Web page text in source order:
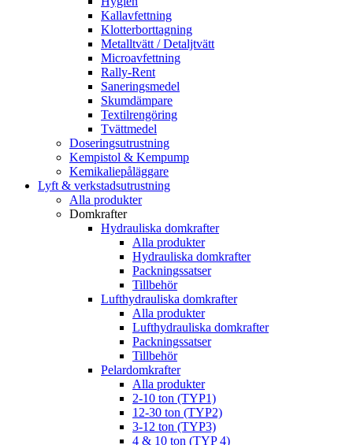
Kallavfettning
Klotterborttagning
Metalltvätt / Detaljtvätt
Microavfettning
Rally-Rent
Saneringsmedel
Skumdämpare
Textilrengöring
Tvättmedel
Doseringsutrustning
Kempistol & Kempump
Kemikaliepåläggare
Lyft & verkstadsutrustning
Alla produkter
Domkrafter
Hydrauliska domkrafter
Alla produkter
Hydrauliska domkrafter
Packningssatser
Tillbehör
Lufthydrauliska domkrafter
Alla produkter
Lufthydrauliska domkrafter
Packningssatser
Tillbehör
Pelardomkrafter
Alla produkter
2-10 ton (TYP1)
12-30 ton (TYP2)
3-12 ton (TYP3)
4 & 10 ton (TYP 4)